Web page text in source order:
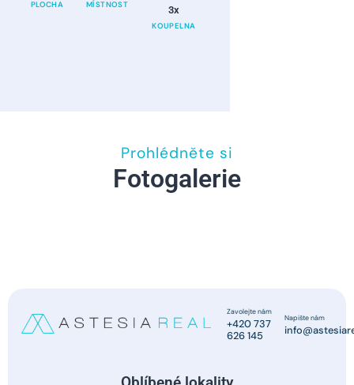
PLOCHA MÍSTNOST 3x
KOUPELNA
Prohlédněte si
Fotogalerie
Zavolejte nám
+420 737
626 145
Napište nám